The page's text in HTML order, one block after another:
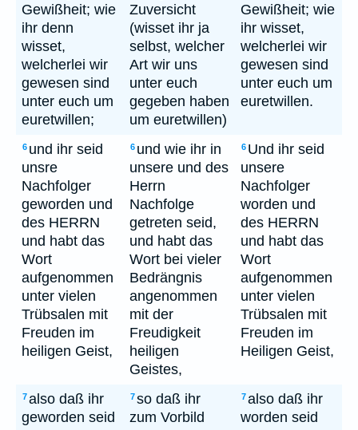
Gewißheit; wie
ihr denn
wisset,
welcherlei wir
gewesen sind
unter euch um
euretwillen;
Zuversicht
(wisset ihr ja
selbst, welcher
Art wir uns
unter euch
gegeben haben
um euretwillen)
Gewißheit; wie
ihr wisset,
welcherlei wir
gewesen sind
unter euch um
euretwillen.
6 und ihr seid
unsre
Nachfolger
geworden und
des HERRN
und habt das
Wort
aufgenommen
unter vielen
Trübsalen mit
Freuden im
heiligen Geist,
6 und wie ihr in
unsere und des
Herrn
Nachfolge
getreten seid,
und habt das
Wort bei vieler
Bedrängnis
angenommen
mit der
Freudigkeit
heiligen
Geistes,
6 Und ihr seid
unsere
Nachfolger
worden und
des HERRN
und habt das
Wort
aufgenommen
unter vielen
Trübsalen mit
Freuden im
Heiligen Geist,
7also daß ihr
geworden seid
7so daß ihr
zum Vorbild
7also daß ihr
worden seid